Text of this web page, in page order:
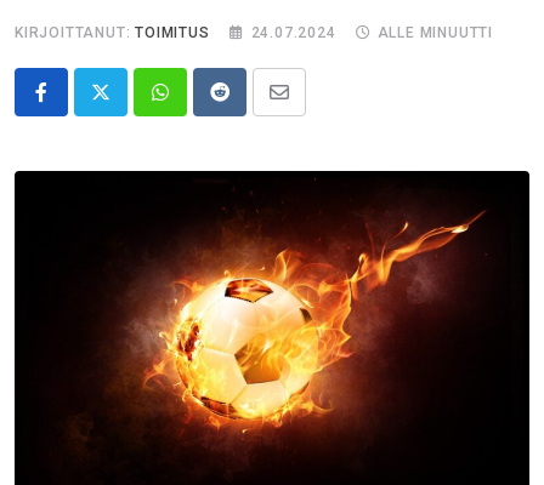
KIRJOITTANUT:TOIMITUS 24.07.2024 ALLE MINUUTTI
WhatsappRedditShare
Email